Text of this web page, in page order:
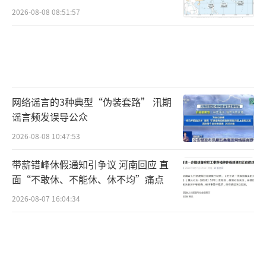
2026-08-08 08:51:57
网络谣言的3种典型“伪装套路” 汛期
谣言频发误导公众
2026-08-08 10:47:53
带薪错峰休假通知引争议 河南回应 直
面“不敢休、不能休、休不均”痛点
2026-08-07 16:04:34